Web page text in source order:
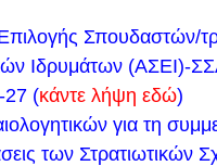
από σοβαρές
σχετικά
πατήστε εδώ
Σπουδαστών/
Ιδρυμάτων
27 (κάντε λήψη εδώ)
για τη
των Στρατιωτικών